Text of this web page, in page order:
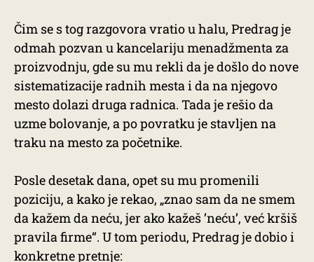
Čim se s tog razgovora vratio u halu, Predrag je
odmah pozvan u kancelariju menadžmenta za
proizvodnju, gde su mu rekli da je došlo do nove
sistematizacije radnih mesta i da na njegovo
mesto dolazi druga radnica. Tada je rešio da
uzme bolovanje, a po povratku je stavljen na
traku na mesto za početnike.
Posle desetak dana, opet su mu promenili
poziciju, a kako je rekao, „znao sam da ne smem
da kažem da neću, jer ako kažeš ’neću’, već kršiš
pravila firme“. U tom periodu, Predrag je dobio i
konkretne pretnje: